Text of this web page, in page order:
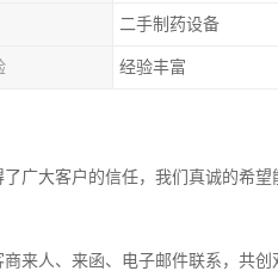
二手制药设备
经验丰富
广大客户的信任，我们真诚的希
来人、来函、电子邮件联系，共创